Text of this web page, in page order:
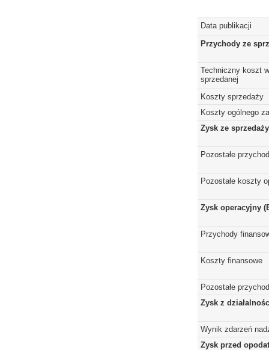
Data publikacji
Przychody ze
Techniczny koszt
sprzedanej
Koszty sprzedaży
Koszty ogólnego
Zysk ze sprzedaży
Pozostałe
Pozostałe koszty
Zysk operacyjny
Przychody
Koszty finansowe
Pozostałe
Zysk z
Wynik zdarzeń
Zysk przed